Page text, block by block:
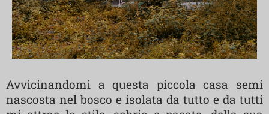
Avvicinandomi a questa piccola casa semi
nascosta nel bosco e isolata da tutto e da tutti